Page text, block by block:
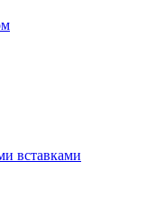
вставками